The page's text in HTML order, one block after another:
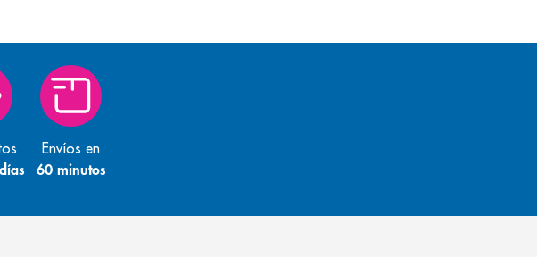
Envíos en
60 minutos